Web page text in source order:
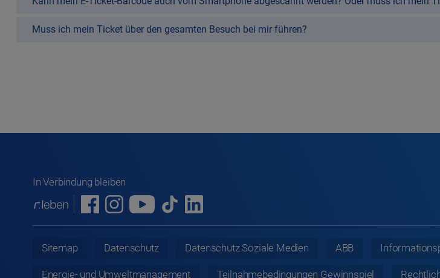
Muss ich mein Ticket über den gesamten Besuch bei mir führen?
In Verbindung bleiben
Sitemap Datenschutz Datenschutz Soziale Medien ABB
Energie- und Umweltmanagement Teilnahmebedingungen Gewinnspiel